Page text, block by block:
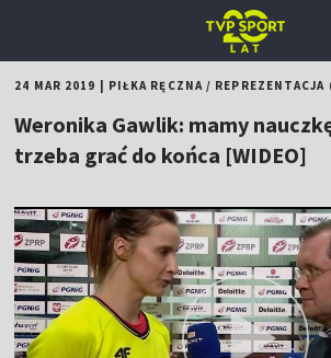
24 MAR 2019 PIŁKA RĘCZNA/ REPREZENTACJA
Weronika Gawlik: mamy
trzeba grać do końca [WIDEO]